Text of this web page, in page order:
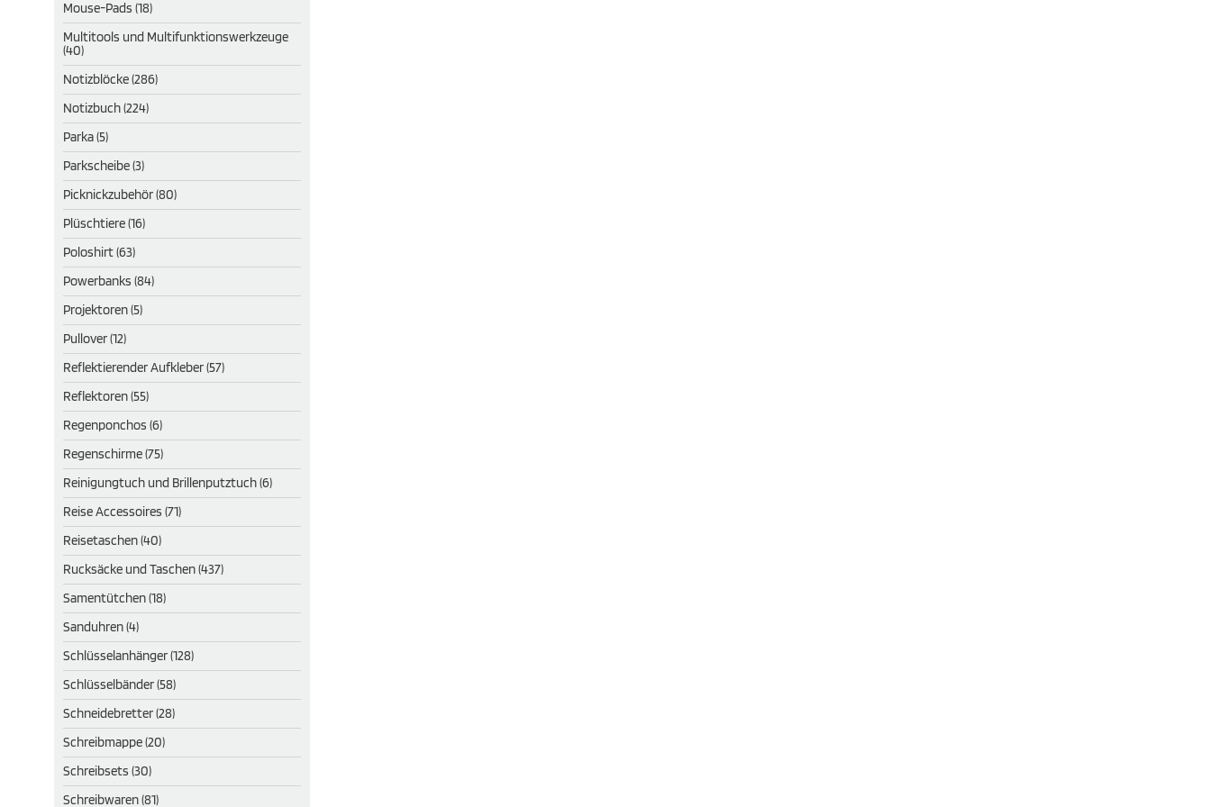
Mouse-Pads (18)
Multitools und Multifunktionswerkzeuge
(40)
Notizblöcke (286)
Notizbuch (224)
Parka (5)
Parkscheibe (3)
Picknickzubehör (80)
Plüschtiere (16)
Poloshirt (63)
Powerbanks (84)
Projektoren (5)
Pullover (12)
Reflektierender Aufkleber (57)
Reflektoren (55)
Regenponchos (6)
Regenschirme (75)
Reinigungtuch und Brillenputztuch (6)
Reise Accessoires (71)
Reisetaschen (40)
Rucksäcke und Taschen (437)
Samentütchen (18)
Sanduhren (4)
Schlüsselanhänger (128)
Schlüsselbänder (58)
Schneidebretter (28)
Schreibmappe (20)
Schreibsets (30)
Schreibwaren (81)